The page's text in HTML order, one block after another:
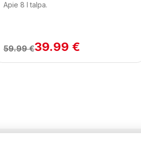
Apie 8 l talpa.
59.99 €39.99 €